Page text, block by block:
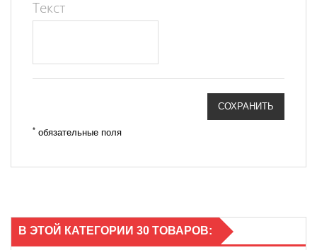
Текст
СОХРАНИТЬ
* обязательные поля
В ЭТОЙ КАТЕГОРИИ 30 ТОВАРОВ: